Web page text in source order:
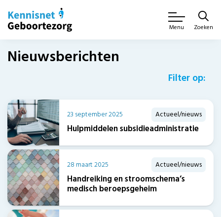
Menu Zoeken
Nieuwsberichten
Filter op:
23 september 2025 Actueel/nieuws
Hulpmiddelen subsidieadministratie
28 maart 2025 Actueel/nieuws
Handreiking en stroomschema’s
medisch beroepsgeheim